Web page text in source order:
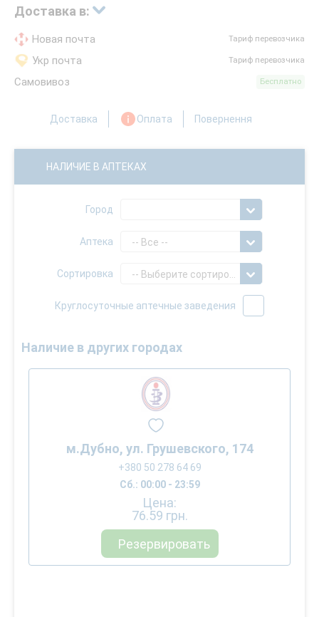
Доставка в:
Новая почта Тариф перевозчика
Укр почта Тариф перевозчика
Самовивоз Бесплатно
Доставка Оплата Повернення
НАЛИЧИЕ В АПТЕКАХ
Город
Аптека -- Все --
Сортировка
Круглосуточные аптечные заведения
Наличие в других городах
м.Дубно, ул. Грушевского, 174
+380 50 278 64 69
Сб.: 00:00 - 23:59
Цена:
76.59 грн.
Резервировать